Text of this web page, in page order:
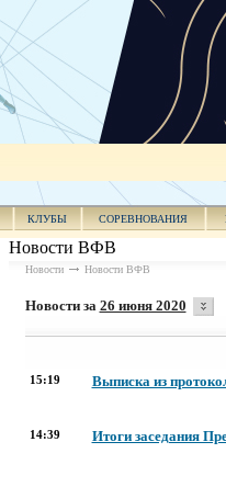
КЛУБЫ СОРЕВНОВАНИЯ
Новости ВФВ
Новости Новости ВФВ
Новости за 26 июня 2020
15:19 Выписка из
14:39 Итоги заседания